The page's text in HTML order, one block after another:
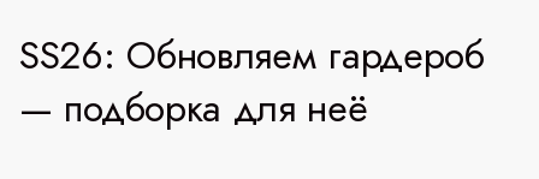
SS26: Обновляем гардероб
— подборка для неё